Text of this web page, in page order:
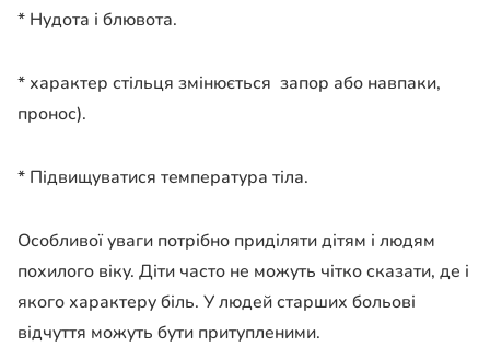
* Нудота і блювота.
* характер стільця змінюється запор або навпаки,
пронос).
* Підвищуватися температура тіла.
Особливої уваги потрібно приділяти дітям і людям
похилого віку. Діти часто не можуть чітко сказати, де і
якого характеру біль. У людей старших больові
відчуття можуть бути притупленими.